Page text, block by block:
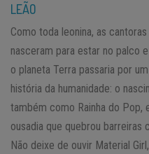
LEÃO
Como toda leonina, as
nasceram para estar no palco
o planeta Terra passaria por
história da humanidade: o
também como Rainha do Pop,
ousadia que quebrou barreiras
Não deixe de ouvir Material